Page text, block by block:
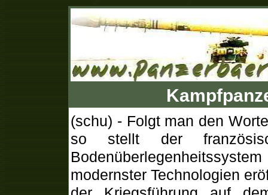
(schu) - Folgt man den
so stellt der
modernster Technologien